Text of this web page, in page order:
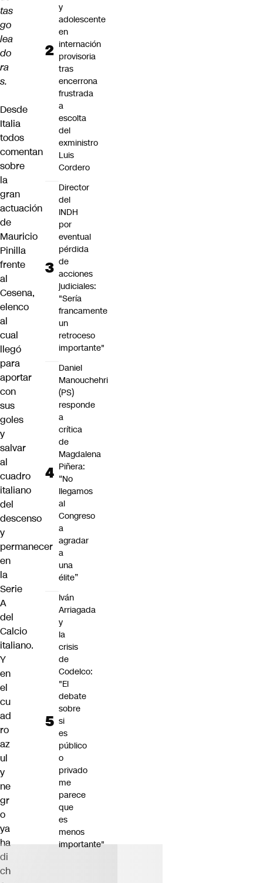
tas
go
lea
do
ra
s.
Desde
Italia
todos
comentan
sobre
la
gran
actuación
de
Mauricio
Pinilla
frente
al
Cesena,
elenco
al
cual
llegó
para
aportar
con
sus
goles
y
salvar
al
cuadro
italiano
del
descenso
y
permanecer
en
la
Serie
A
del
Calcio
italiano.
Y
en
el
cu
ad
ro
az
ul
y
ne
gr
o
ya
ha
di
ch
y
adolescente
en
internación
provisoria
tras
encerrona
frustrada
a
escolta
del
exministro
Luis
Cordero
Director
del
INDH
por
eventual
pérdida
de
acciones
judiciales:
"Sería
francamente
un
retroceso
importante"
Daniel
Manouchehri
(PS)
responde
a
crítica
de
Magdalena
Piñera:
“No
llegamos
al
Congreso
a
agradar
a
una
élite”
Iván
Arriagada
y
la
crisis
de
Codelco:
"El
debate
sobre
si
es
público
o
privado
me
parece
que
es
menos
importante"